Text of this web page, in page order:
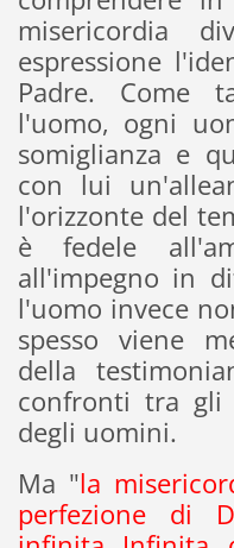
misericordia
espressione
Padre. Come
l'uomo, ogni
somiglianza e
con lui
l'orizzonte del
è fedele
all'impegno in
l'uomo invece
spesso viene
della
confronti tra
degli uomini.
Ma "la
perfezione di